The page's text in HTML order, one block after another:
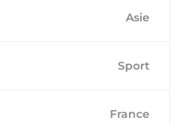
Asie
Sport
France